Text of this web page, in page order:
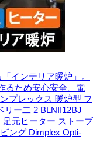
インテリア暖炉」。
るため安心安全。電
プレックス 暖炉型 フ
リー二 2 BLNII12BJ
元ヒーター ストーブ
ング Dimplex Opti-